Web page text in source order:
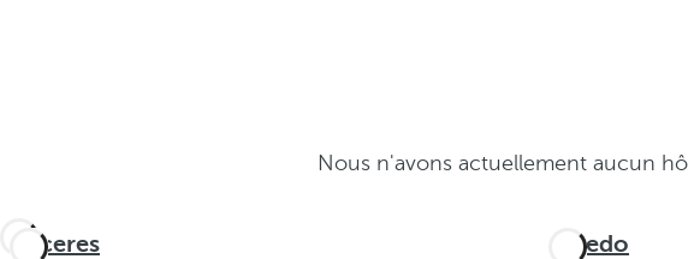
Nous n'avons actuellement aucun
Cáceres Oviedo